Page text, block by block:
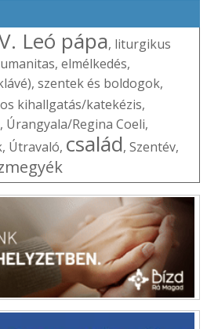
Leó pápa, liturgikus
, elmélkedés,
, szentek és boldogok,
kihallgatás/katekézis,
, Úrangyala/Regina Coeli,
, Útravaló, család, Szentév,